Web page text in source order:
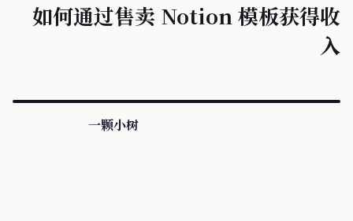
如何通过售卖 Notion 模板获得收
入
一颗小树